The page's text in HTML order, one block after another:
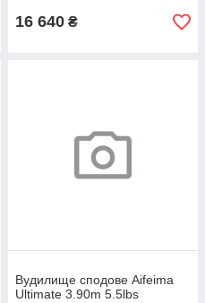
16 640 ₴
Вудилище сподове Aifeima
Ultimate 3.90m 5.5lbs